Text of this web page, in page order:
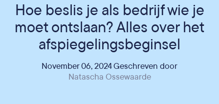
Hoe beslis je als bedrijf wie je
moet ontslaan? Alles over het
afspiegelingsbeginsel
November 06, 2024 Geschreven door
Natascha Ossewaarde